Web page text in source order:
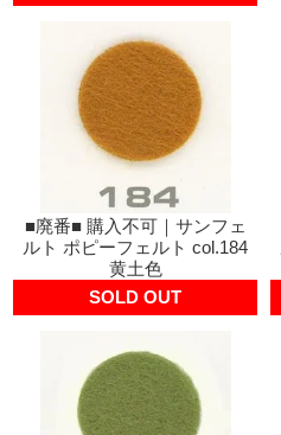
■廃番■ 購入不可｜サンフェ
ルト ポピーフェルト col.184
黄土色
SOLD OUT